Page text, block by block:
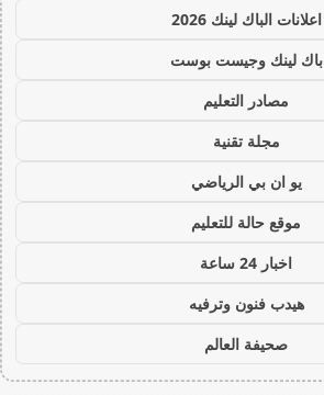
اعلانات الباك لينك 2026
باك لينك وجيست بوست
مصادر التعليم
مجلة تقنية
يو ان بي الرياضي
موقع حالة للتعليم
اخبار 24 ساعة
هيدب فنون وترفيه
صحيفة العالم